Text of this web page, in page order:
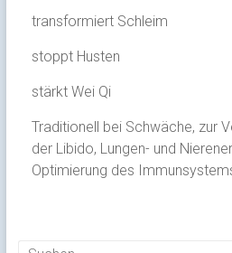
transformiert Schleim
stoppt Husten
stärkt Wei Qi
Traditionell bei Schwäche, zur
der Libido, Lungen- und
Optimierung des